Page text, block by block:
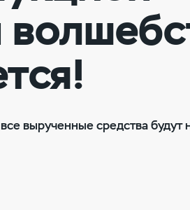
вырученные средства будут